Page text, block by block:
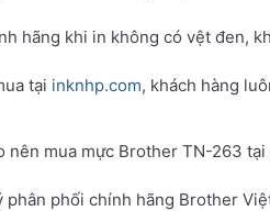
hãng khi in không có vệt đen,
tại inknhp.com, khách hàng
nên mua mực Brother TN-263
phân phối chính hãng Brother